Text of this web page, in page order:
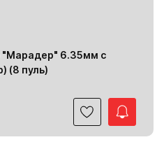
"Марадер" 6.35мм с
(8 пуль)